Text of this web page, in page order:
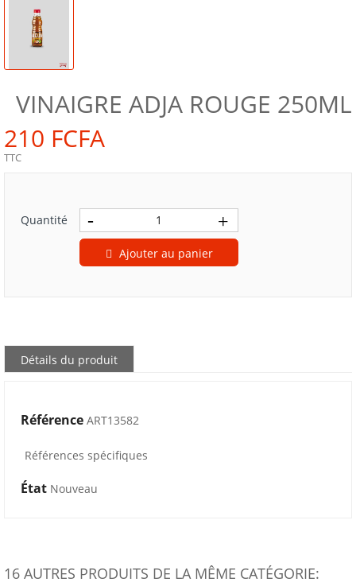
VINAIGRE ADJA ROUGE 250ML
210 FCFA
TTC
Quantité
Ajouter au panier
Détails du produit
Référence ART13582
Références spécifiques
État Nouveau
16 AUTRES PRODUITS DE LA MÊME CATÉGORIE: